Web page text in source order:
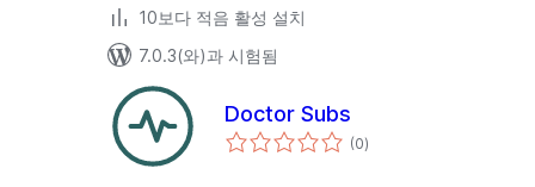
10보다 적음 활성 설치
7.0.3(와)과 시험됨
Doctor Subs
(0전
체)